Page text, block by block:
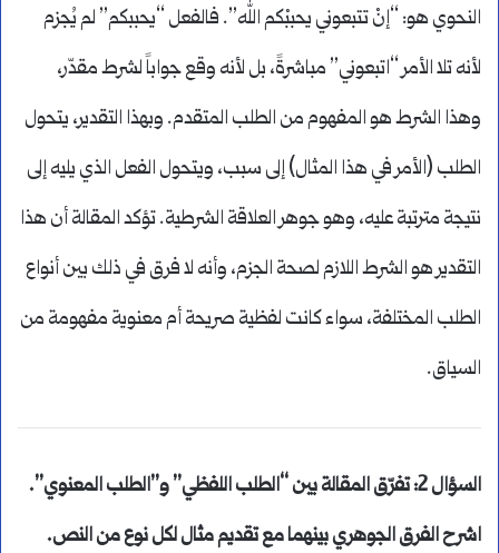
النحوي هو: “إنْ تتبعوني يحببْكم الله”. فالفعل “يحببكم” لم يُجزم
لأنه تلا الأمر “اتبعوني” مباشرةً، بل لأنه وقع جواباً لشرط مقدّر،
وهذا الشرط هو المفهوم من الطلب المتقدم. وبهذا التقدير، يتحول
الطلب (الأمر في هذا المثال) إلى سبب، ويتحول الفعل الذي يليه إلى
نتيجة مترتبة عليه، وهو جوهر العلاقة الشرطية. تؤكد المقالة أن هذا
التقدير هو الشرط اللازم لصحة الجزم، وأنه لا فرق في ذلك بين أنواع
الطلب المختلفة، سواء كانت لفظية صريحة أم معنوية مفهومة من
السياق.
السؤال 2: تفرّق المقالة بين “الطلب اللفظي” و”الطلب المعنوي”.
اشرح الفرق الجوهري بينهما مع تقديم مثال لكل نوع من النص.